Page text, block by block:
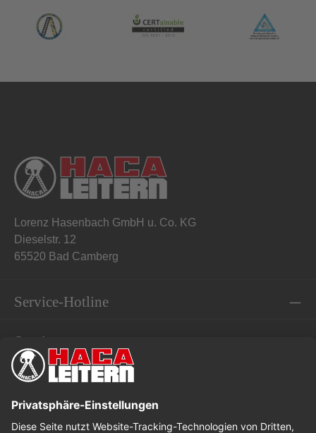
Lorenz Hasenbach GmbH u. Co. KG
Dieselstr. 12
65520 Bad Camberg
Service-Hotline
Service
Informationen